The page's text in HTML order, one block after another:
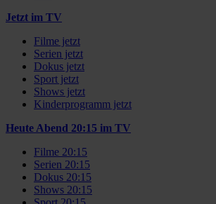
Jetzt im TV
Filme jetzt
Serien jetzt
Dokus jetzt
Sport jetzt
Shows jetzt
Kinderprogramm jetzt
Heute Abend 20:15 im TV
Filme 20:15
Serien 20:15
Dokus 20:15
Shows 20:15